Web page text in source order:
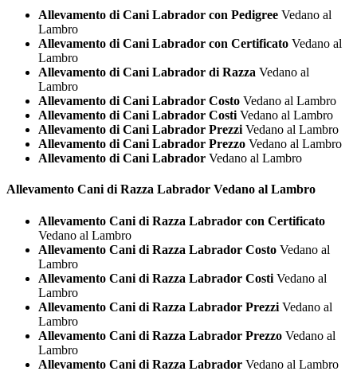
Allevamento di Cani Labrador con Pedigree Vedano al
Lambro
Allevamento di Cani Labrador con Certificato Vedano al
Lambro
Allevamento di Cani Labrador di Razza Vedano al
Lambro
Allevamento di Cani Labrador Costo Vedano al Lambro
Allevamento di Cani Labrador Costi Vedano al Lambro
Allevamento di Cani Labrador Prezzi Vedano al Lambro
Allevamento di Cani Labrador Prezzo Vedano al Lambro
Allevamento di Cani Labrador Vedano al Lambro
Allevamento Cani di Razza Labrador Vedano al Lambro
Allevamento Cani di Razza Labrador con Certificato
Vedano al Lambro
Allevamento Cani di Razza Labrador Costo Vedano al
Lambro
Allevamento Cani di Razza Labrador Costi Vedano al
Lambro
Allevamento Cani di Razza Labrador Prezzi Vedano al
Lambro
Allevamento Cani di Razza Labrador Prezzo Vedano al
Lambro
Allevamento Cani di Razza Labrador Vedano al Lambro